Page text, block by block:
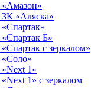
«Амазон»
3К «Аляска»
«Спартак»
«Спартак Б»
с зеркалом»
«Соло»
«Next 1»
1» с зеркалом